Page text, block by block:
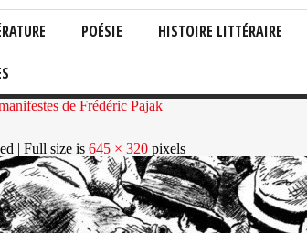
POÉSIE HISTOIRE LITTÉRAIRE
de Frédéric Pajak
| Full size is 645 × 320 pixels